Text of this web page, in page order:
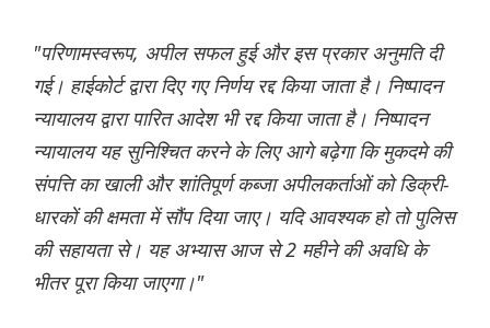
"परिणामस्वरूप, अपील सफल हुई और इस प्रकार अनुमति दी
गई। हाईकोर्ट द्वारा दिए गए निर्णय रद्द किया जाता है। निष्पादन
न्यायालय द्वारा पारित आदेश भी रद्द किया जाता है। निष्पादन
न्यायालय यह सुनिश्चित करने के लिए आगे बढ़ेगा कि मुकदमे की
संपत्ति का खाली और शांतिपूर्ण कब्जा अपीलकर्ताओं को डिक्री-
धारकों की क्षमता में सौंप दिया जाए। यदि आवश्यक हो तो पुलिस
की सहायता से। यह अभ्यास आज से 2 महीने की अवधि के
भीतर पूरा किया जाएगा।"